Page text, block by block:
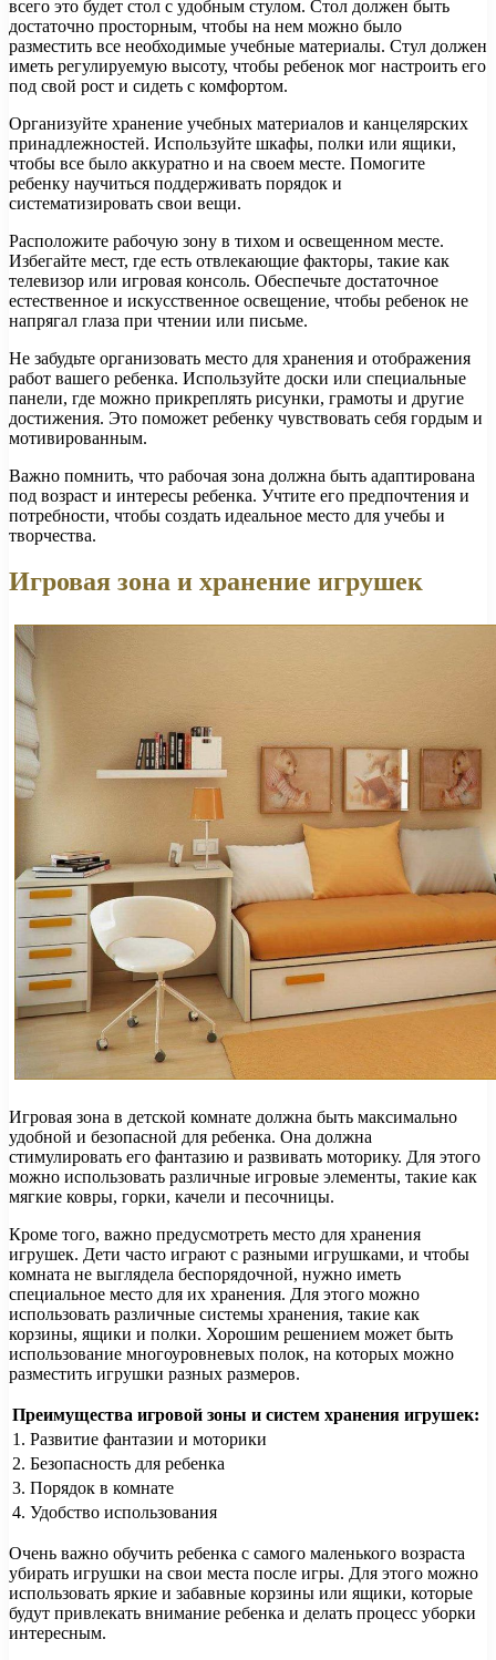
всего это будет стол с удобным стулом. Стол должен быть
достаточно просторным, чтобы на нем можно было
разместить все необходимые учебные материалы. Стул должен
иметь регулируемую высоту, чтобы ребенок мог настроить его
под свой рост и сидеть с комфортом.
Организуйте хранение учебных материалов и канцелярских
принадлежностей. Используйте шкафы, полки или ящики,
чтобы все было аккуратно и на своем месте. Помогите
ребенку научиться поддерживать порядок и
систематизировать свои вещи.
Расположите рабочую зону в тихом и освещенном месте.
Избегайте мест, где есть отвлекающие факторы, такие как
телевизор или игровая консоль. Обеспечьте достаточное
естественное и искусственное освещение, чтобы ребенок не
напрягал глаза при чтении или письме.
Не забудьте организовать место для хранения и отображения
работ вашего ребенка. Используйте доски или специальные
панели, где можно прикреплять рисунки, грамоты и другие
достижения. Это поможет ребенку чувствовать себя гордым и
мотивированным.
Важно помнить, что рабочая зона должна быть адаптирована
под возраст и интересы ребенка. Учтите его предпочтения и
потребности, чтобы создать идеальное место для учебы и
творчества.
Игровая зона и хранение игрушек
Игровая зона в детской комнате должна быть максимально
удобной и безопасной для ребенка. Она должна
стимулировать его фантазию и развивать моторику. Для этого
можно использовать различные игровые элементы, такие как
мягкие ковры, горки, качели и песочницы.
Кроме того, важно предусмотреть место для хранения
игрушек. Дети часто играют с разными игрушками, и чтобы
комната не выглядела беспорядочной, нужно иметь
специальное место для их хранения. Для этого можно
использовать различные системы хранения, такие как
корзины, ящики и полки. Хорошим решением может быть
использование многоуровневых полок, на которых можно
разместить игрушки разных размеров.
Преимущества игровой зоны и систем хранения игрушек:
1. Развитие фантазии и моторики
2. Безопасность для ребенка
3. Порядок в комнате
4. Удобство использования
Очень важно обучить ребенка с самого маленького возраста
убирать игрушки на свои места после игры. Для этого можно
использовать яркие и забавные корзины или ящики, которые
будут привлекать внимание ребенка и делать процесс уборки
интересным.